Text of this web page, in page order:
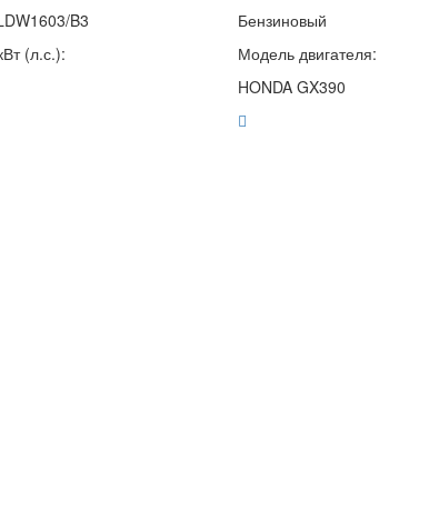
B3
(л.с.):
Бензиновый
Модель двигателя:
HONDA GX390